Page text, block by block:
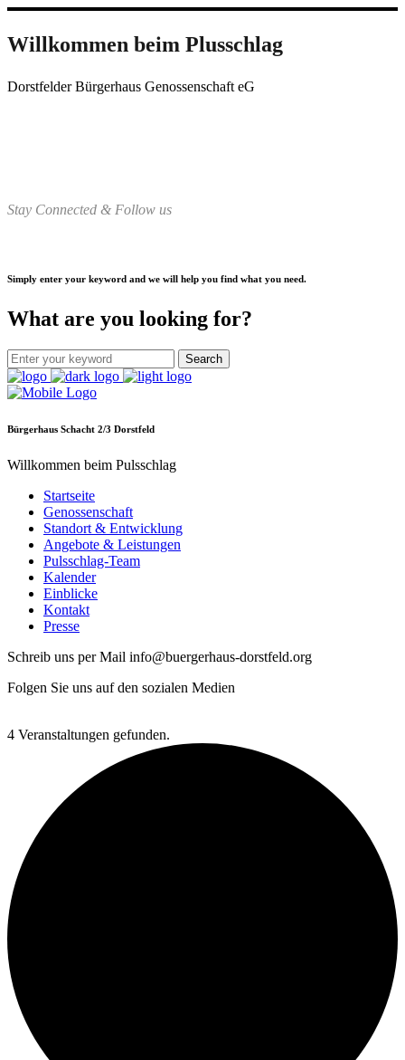
Willkommen beim Plusschlag
Dorstfelder Bürgerhaus Genossenschaft eG
Stay Connected & Follow us
Simply enter your keyword and we will help you find what you need.
What are you looking for?
Bürgerhaus Schacht 2/3 Dorstfeld
Willkommen beim Pulsschlag
Startseite
Genossenschaft
Standort & Entwicklung
Angebote & Leistungen
Pulsschlag-Team
Kalender
Einblicke
Kontakt
Presse
Schreib uns per Mail info@buergerhaus-dorstfeld.org
Folgen Sie uns auf den sozialen Medien
4 Veranstaltungen gefunden.